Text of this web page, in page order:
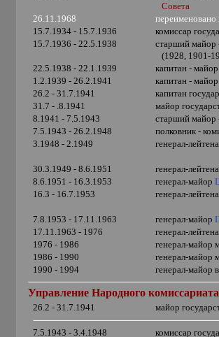
Совета
26.11.1968
15.7.1934 - 15.7.1936
комиссар
15.7.1936 - 22.5.1938
старший майор
(1928, 1901-
22.5.1938 - 22.1.1939
капитан -
1.2.1939 - 26.2.1941
капитан -
26.2 - 31.7.1941
капитан
31.7 - .8.1941
майор
8.1941 - 7.5.1943
старший майор
7.5.1943 - 26.2.1948
полковник -
3.1948 - 2.1949 генерал-
30.3.1949 - 8.6.1951
генерал-
8.6.1951 - 16.3.1953
генерал-майор
16.3 - 16.7.1953
генерал-
7.8.1953 - 17.11.1963 генерал-майор
17.11.1963 - 1976
генерал-
1976 - 1986
генерал-майор
1986 - 1990
генерал-майор
1990 - 1994
генерал-майор
Управление Народного
26.2 - 31.7.1941 майор
7.5.1943 - 3.4.1948 комиссар